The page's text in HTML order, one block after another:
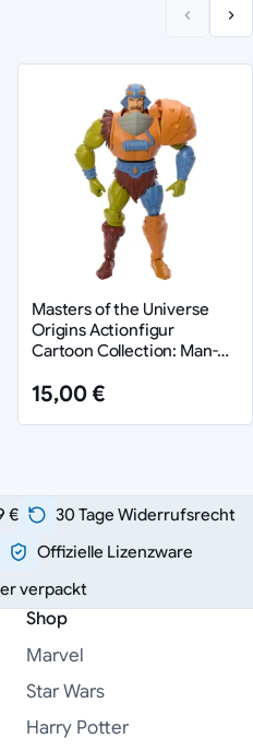
Masters of the Universe
Origins Actionfigur
Cartoon Collection: Man-At-
15,00 €
€
30 Tage Widerrufsrecht
Offizielle Lizenzware
verpackt
Shop
Marvel
Star Wars
Harry Potter